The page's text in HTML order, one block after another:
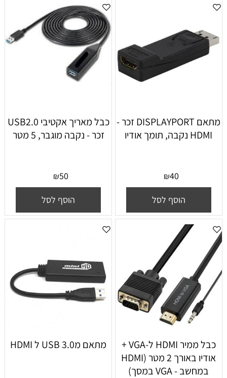
מתאם DISPLAYPORT זכר -
HDMI נקבה, תומך אודיו
₪40
הוסף לסל
כבל מאריך אקטיבי USB2.0
זכר - נקבה מוגבר, 5 מטר
₪50
הוסף לסל
כבל ממיר HDMI ל-VGA +
אודיו באורך 2 מטר (HDMI
במחשב - VGA במסך)
מתאם מUSB 3.0 ל HDMI